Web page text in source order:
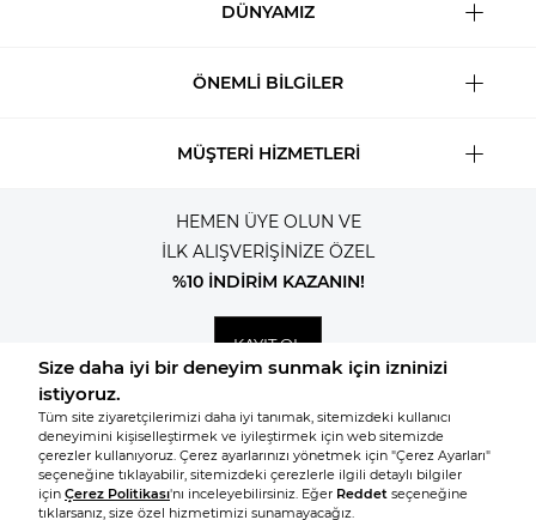
DÜNYAMIZ
ÖNEMLİ BİLGİLER
MÜŞTERİ HİZMETLERİ
HEMEN ÜYE OLUN VE
İLK ALIŞVERİŞİNİZE ÖZEL
%10 İNDİRİM KAZANIN!
KAYIT OL